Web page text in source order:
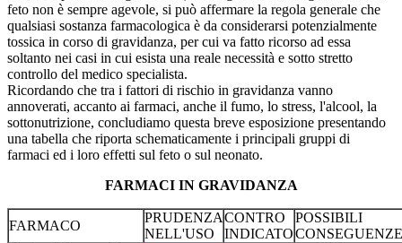
feto non è sempre agevole, si può affermare la regola generale che
qualsiasi sostanza farmacologica è da considerarsi potenzialmente
tossica in corso di gravidanza, per cui va fatto ricorso ad essa
soltanto nei casi in cui esista una reale necessità e sotto stretto
controllo del medico specialista.
Ricordando che tra i fattori di rischio in gravidanza vanno
annoverati, accanto ai farmaci, anche il fumo, lo stress, l'alcool, la
sottonutrizione, concludiamo questa breve esposizione presentando
una tabella che riporta schematicamente i principali gruppi di
farmaci ed i loro effetti sul feto o sul neonato.
FARMACI IN GRAVIDANZA
FARMACO
PRUDENZA
NELL'USO
CONTRO
INDICATO
POSSIBILI
CONSEGUENZE